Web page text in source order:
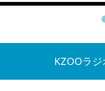
KZOOラ